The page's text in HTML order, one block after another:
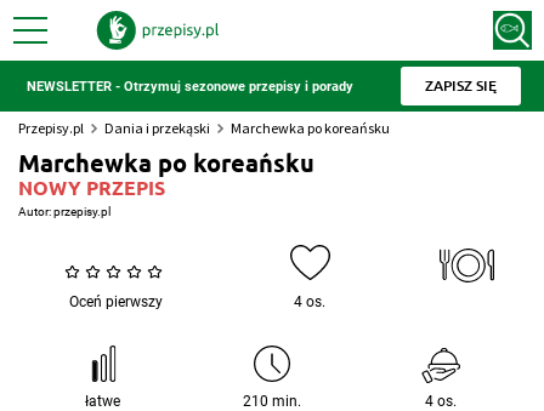
NEWSLETTER - Otrzymuj sezonowe przepisy i porady ZAPISZ SIĘ
Przepisy.pl Dania i przekąski Marchewka po koreańsku
Marchewka po koreańsku
NOWY PRZEPIS
Autor:przepisy.pl
Oceń pierwszy 4 os.
łatwe 210 min. 4 os.